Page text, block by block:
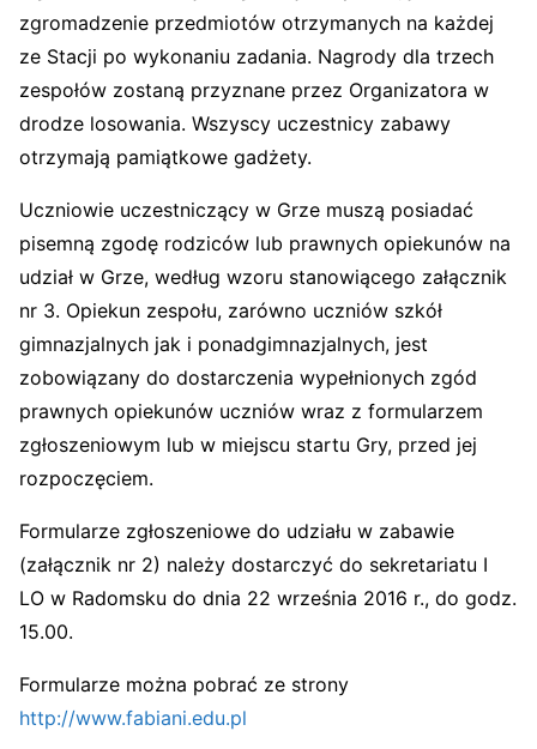
zgromadzenie przedmiotów otrzymanych na każdej
ze Stacji po wykonaniu zadania. Nagrody dla trzech
zespołów zostaną przyznane przez Organizatora w
drodze losowania. Wszyscy uczestnicy zabawy
otrzymają pamiątkowe gadżety.
Uczniowie uczestniczący w Grze muszą posiadać
pisemną zgodę rodziców lub prawnych opiekunów na
udział w Grze, według wzoru stanowiącego załącznik
nr 3. Opiekun zespołu, zarówno uczniów szkół
gimnazjalnych jak i ponadgimnazjalnych, jest
zobowiązany do dostarczenia wypełnionych zgód
prawnych opiekunów uczniów wraz z formularzem
zgłoszeniowym lub w miejscu startu Gry, przed jej
rozpoczęciem.
Formularze zgłoszeniowe do udziału w zabawie
(załącznik nr 2) należy dostarczyć do sekretariatu I
LO w Radomsku do dnia 22 września 2016 r., do godz.
15.00.
Formularze można pobrać ze strony
http://www.fabiani.edu.pl